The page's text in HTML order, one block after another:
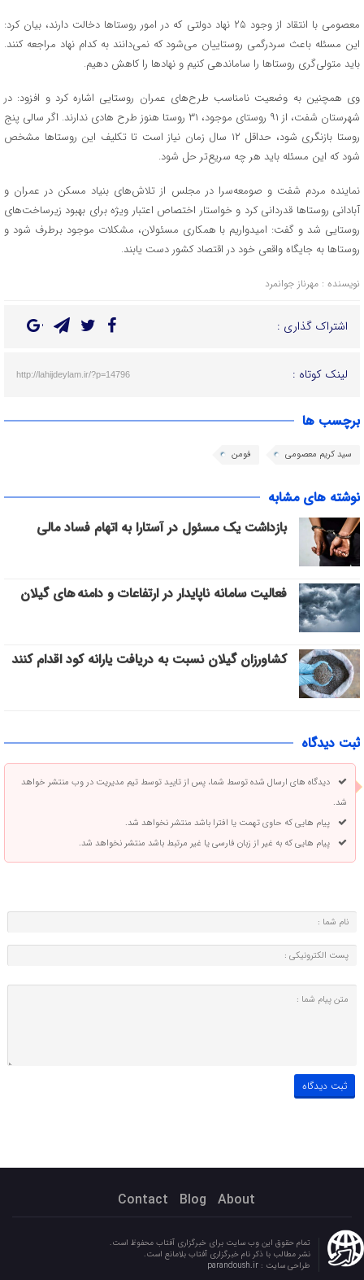
معصومی با انتقاد از وجود ۲۵ نهاد دولتی که در امور روستاها دخالت دارند، بیان کرد:
این مسئله باعث سردرگمی روستاییان می‌شود که نمی‌دانند به کدام نهاد مراجعه کنند.
باید متولی‌گری روستاها را ساماندهی کنیم و نهادها را کاهش دهیم.
وی همچنین به وضعیت نامناسب طرح‌های عمران روستایی اشاره کرد و افزود: در
شهرستان شفت، از ۹۱ روستای موجود، ۳۱ روستا هنوز طرح هادی ندارند. اگر سالی پنج
روستا بازنگری شود، حداقل ۱۲ سال زمان نیاز است تا تکلیف این روستاها مشخص
شود که این مسئله باید هر چه سریع‌تر حل شود.
نماینده مردم شفت و صومعه‌سرا در مجلس از تلاش‌های بنیاد مسکن در عمران و
آبادانی روستاها قدردانی کرد و خواستار اختصاص اعتبار ویژه برای بهبود زیرساخت‌های
روستایی شد و گفت: امیدواریم با همکاری مسئولان، مشکلات موجود برطرف شود و
روستاها به جایگاه واقعی خود در اقتصاد کشور دست یابند.
نویسنده : مهرناز جوانمرد
اشتراک گذاری :
لینک کوتاه : http://lahijdeylam.ir/?p=14796
برچسب ها
سید کریم معصومی فومن
نوشته های مشابه
بازداشت یک مسئول در آستارا به اتهام فساد مالی
فعالیت سامانه ناپایدار در ارتفاعات و دامنه های گیلان
کشاورزان گیلان نسبت به دریافت یارانه کود اقدام کنند
ثبت دیدگاه
دیدگاه های ارسال شده توسط شما، پس از تایید توسط تیم مدیریت در وب منتشر خواهد
شد.
پیام هایی که حاوی تهمت یا افترا باشد منتشر نخواهد شد.
پیام هایی که به غیر از زبان فارسی یا غیر مرتبط باشد منتشر نخواهد شد.
About
Blog
Contact
تمام حقوق این وب سایت برای خبرگزاری آفتاب محفوظ است.
نشر مطالب با ذکر نام خبرگزاری آفتاب بلامانع است.
طراحی سایت :